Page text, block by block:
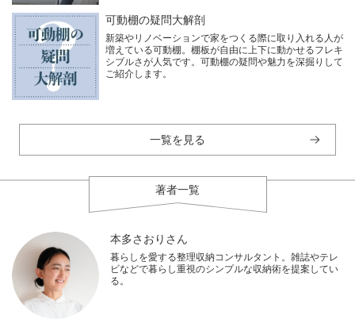
可動棚の疑問大解剖
新築やリノベーションで家をつくる際に取り入れる人が
増えている可動棚。棚板が自由に上下に動かせるフレキ
シブルさが人気です。可動棚の疑問や魅力を深掘りして
ご紹介します。
一覧を見る
著者一覧
本多さおりさん
暮らしを愛する整理収納コンサルタント。雑誌やテレ
ビなどで暮らし重視のシンプルな収納術を提案してい
る。